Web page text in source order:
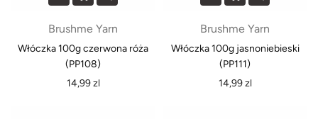
Brushme Yarn
Włóczka 100g czerwona róża
(PP108)
Normalna
14,99 zl
Brushme Yarn
Włóczka 100g jasnoniebieski
(PP111)
Normalna
14,99 zl